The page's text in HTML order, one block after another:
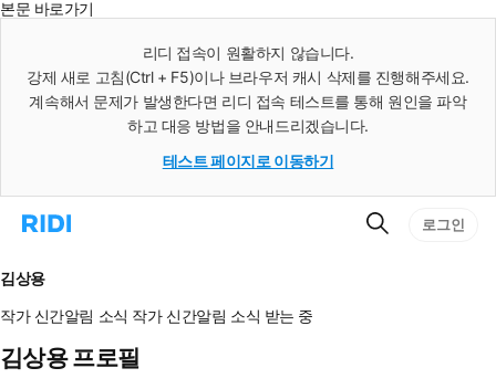
본문 바로가기
리디 접속이 원활하지 않습니다.
강제 새로 고침(Ctrl + F5)이나 브라우저 캐시 삭제를 진행해주세요.
계속해서 문제가 발생한다면 리디 접속 테스트를 통해 원인을 파악
하고 대응 방법을 안내드리겠습니다.
테스트 페이지로 이동하기
리
으
로
이
동
검
로그인
김상용
작가 신간알림 소식 작가 신간알림 소식 받는 중
김상용 프로필